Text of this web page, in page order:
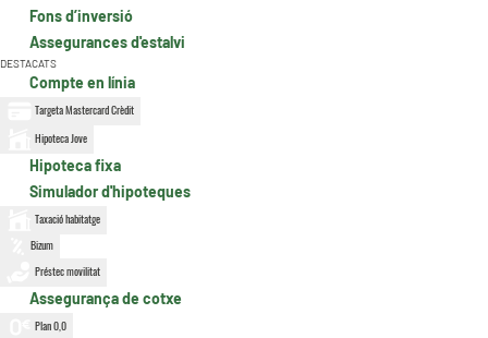
Fons d’inversió
Assegurances d'estalvi
DESTACATS
Compte en línia
Targeta Mastercard Crèdit
Hipoteca Jove
Hipoteca fixa
Simulador d'hipoteques
Taxació habitatge
Bizum
Préstec movilitat
Assegurança de cotxe
Plan 0,0